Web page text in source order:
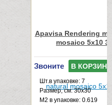
Apavisa Rendering
mosaico 5x10
Звоните В КОРЗИНУ
Шт.в упаковке: 7
Размер, см: 30x30
М2 в упаковке: 0.619